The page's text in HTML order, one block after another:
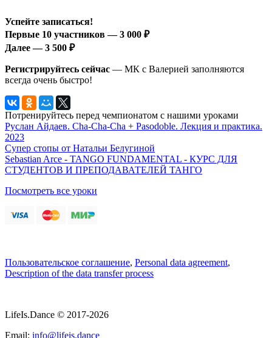
Успейте записаться!
Первые 10 участников — 3 000 ₽
Далее — 3 500 ₽
Регистрируйтесь сейчас — МК с Валерией заполняются
всегда очень быстро!
Потренируйтесь перед чемпионатом с нашими уроками
Руслан Айдаев. Cha-Cha-Cha + Pasodoble. Лекция и практика.
2023
Супер стопы от Натальи Белугиной
Sebastian Arce - TANGO FUNDAMENTAL - КУРС ДЛЯ
СТУДЕНТОВ И ПРЕПОДАВАТЕЛЕЙ ТАНГО
Посмотреть все уроки
Пользовательское соглашение, Personal data agreement,
Description of the data transfer process
LifeIs.Dance © 2017-2026
Email: info@lifeis.dance